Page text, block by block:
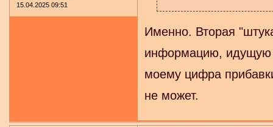
15.04.2025 09:51
Именно. Вторая
информацию, идущую
моему цифра
не может.